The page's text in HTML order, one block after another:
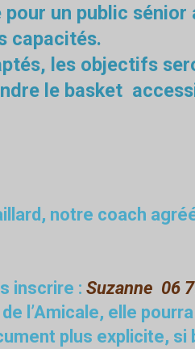
un public
capacités.
les objectifs
le basket
notre coach
inscrire : Suzanne 06
l’Amicale, elle
plus explicite, si